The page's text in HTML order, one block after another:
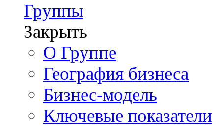
Группы
Закрыть
О Группе
География бизнеса
Бизнес-модель
Ключевые показатели